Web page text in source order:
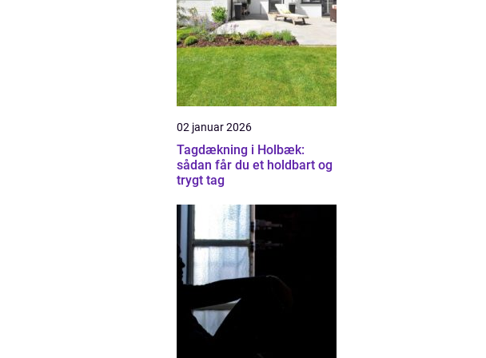
02 januar 2026
Tagdækning i Holbæk:
sådan får du et holdbart og
trygt tag